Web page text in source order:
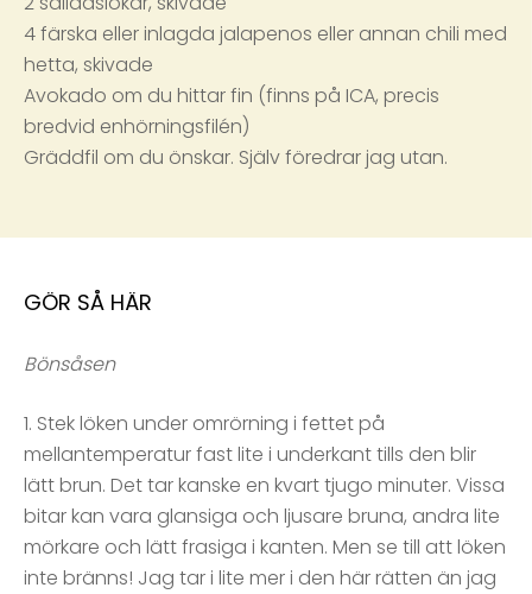
4 färska eller inlagda jalapenos eller annan chili med
hetta, skivade
Avokado om du hittar fin (finns på ICA, precis
bredvid enhörningsfilén)
Gräddfil om du önskar. Själv föredrar jag utan.
GÖR SÅ HÄR
Bönsåsen
1. Stek löken under omrörning i fettet på
mellantemperatur fast lite i underkant tills den blir
lätt brun. Det tar kanske en kvart tjugo minuter. Vissa
bitar kan vara glansiga och ljusare bruna, andra lite
mörkare och lätt frasiga i kanten. Men se till att löken
inte bränns! Jag tar i lite mer i den här rätten än jag